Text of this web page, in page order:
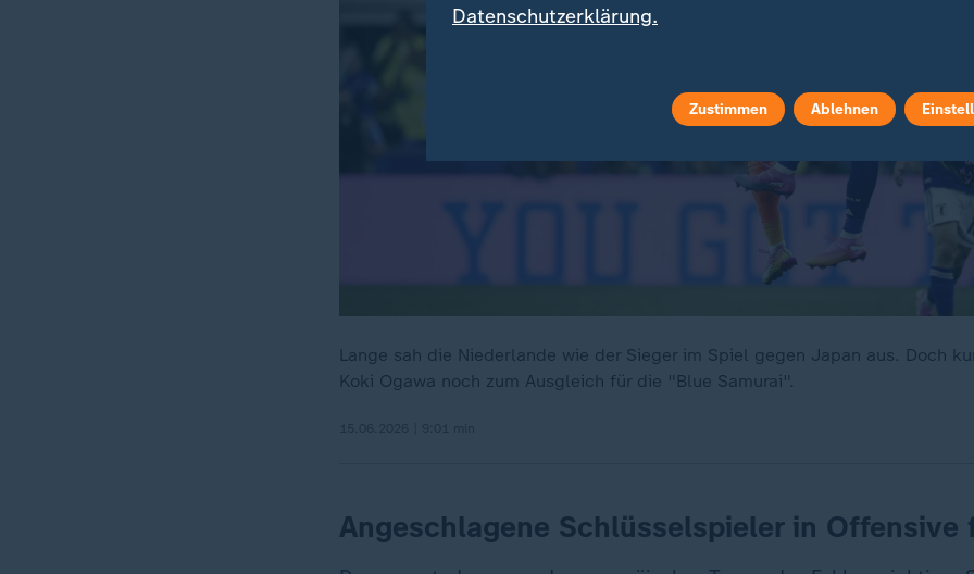
Lange sah die Niederlande wie der Sieger im Spiel gegen Japan aus. Doch
Koki Ogawa noch zum Ausgleich für die "Blue Samurai".
Angeschlagene Schlüsselspieler in Offensive
Datenschutzerklärung.
Zustimmen Ablehnen